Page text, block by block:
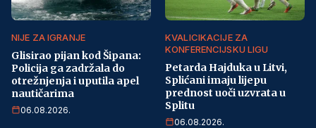
NIJE ZA IGRANJE
Glisirao pijan kod Šipana:
Policija ga zadržala do
otrežnjenja i uputila apel
nautičarima
06.08.2026.
KVALICIKACIJE ZA
KONFERENCIJSKU LIGU
Petarda Hajduka u Litvi,
Splićani imaju lijepu
prednost uoči uzvrata u
Splitu
06.08.2026.